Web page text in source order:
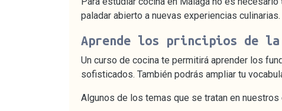
paladar abierto a nuevas experiencias culinarias.
Aprende los principios de
Un curso de cocina te permitirá aprender los
sofisticados. También podrás ampliar tu
Algunos de los temas que se tratan en